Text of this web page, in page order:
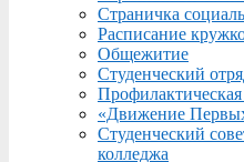
Страничка
Расписание
Общежитие
Студенческий
Профилактическая
«Движение
Студенческий
колледжа